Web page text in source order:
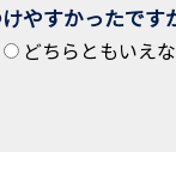
やすかったです
どちらともいえ